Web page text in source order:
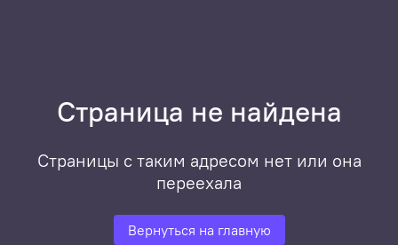
Страница не найдена
Страницы с таким адресом нет или она
переехала
Вернуться на главную